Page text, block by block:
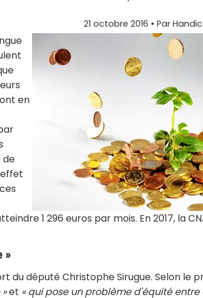
21 octobre 2016 • Par
en
de
effet
1 296 euros par mois. En 2017, la
»
du député Christophe Sirugue. Selon le
et « qui pose un problème d'équité